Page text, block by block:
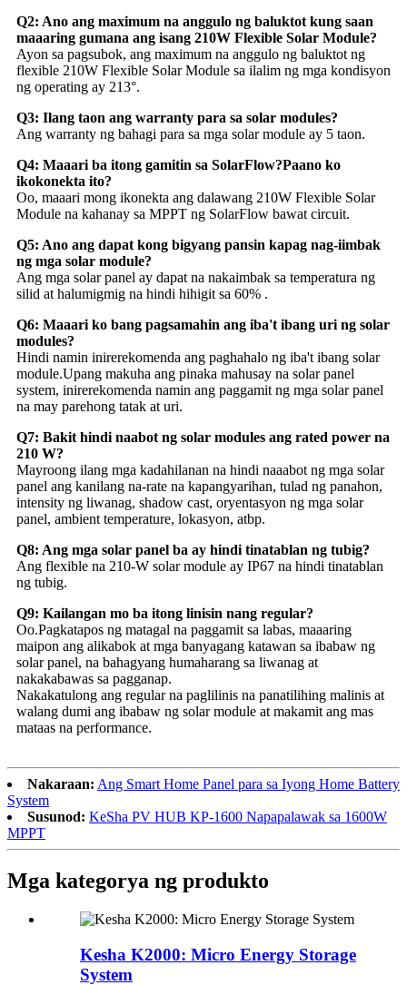
Q2: Ano ang maximum na anggulo ng baluktot kung saan
maaaring gumana ang isang 210W Flexible Solar Module?
Ayon sa pagsubok, ang maximum na anggulo ng baluktot ng
flexible 210W Flexible Solar Module sa ilalim ng mga kondisyon
ng operating ay 213°.
Q3: Ilang taon ang warranty para sa solar modules?
Ang warranty ng bahagi para sa mga solar module ay 5 taon.
Q4: Maaari ba itong gamitin sa SolarFlow?Paano ko
ikokonekta ito?
Oo, maaari mong ikonekta ang dalawang 210W Flexible Solar
Module na kahanay sa MPPT ng SolarFlow bawat circuit.
Q5: Ano ang dapat kong bigyang pansin kapag nag-iimbak
ng mga solar module?
Ang mga solar panel ay dapat na nakaimbak sa temperatura ng
silid at halumigmig na hindi hihigit sa 60% .
Q6: Maaari ko bang pagsamahin ang iba't ibang uri ng solar
modules?
Hindi namin inirerekomenda ang paghahalo ng iba't ibang solar
module.Upang makuha ang pinaka mahusay na solar panel
system, inirerekomenda namin ang paggamit ng mga solar panel
na may parehong tatak at uri.
Q7: Bakit hindi naabot ng solar modules ang rated power na
210 W?
Mayroong ilang mga kadahilanan na hindi naaabot ng mga solar
panel ang kanilang na-rate na kapangyarihan, tulad ng panahon,
intensity ng liwanag, shadow cast, oryentasyon ng mga solar
panel, ambient temperature, lokasyon, atbp.
Q8: Ang mga solar panel ba ay hindi tinatablan ng tubig?
Ang flexible na 210-W solar module ay IP67 na hindi tinatablan
ng tubig.
Q9: Kailangan mo ba itong linisin nang regular?
Oo.Pagkatapos ng matagal na paggamit sa labas, maaaring
maipon ang alikabok at mga banyagang katawan sa ibabaw ng
solar panel, na bahagyang humaharang sa liwanag at
nakakabawas sa pagganap.
Nakakatulong ang regular na paglilinis na panatilihing malinis at
walang dumi ang ibabaw ng solar module at makamit ang mas
mataas na performance.
Nakaraan: Ang Smart Home Panel para sa Iyong Home Battery
System
Susunod: KeSha PV HUB KP-1600 Napapalawak sa 1600W
MPPT
Mga kategorya ng produkto
Kesha K2000: Micro Energy Storage
System